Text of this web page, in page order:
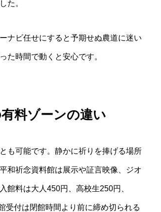
た。
ナビ任せにすると予期せぬ農道に迷い
た時間で動くと安心です。
料ゾーンの違い
も可能です。静かに祈りを捧げる場所
和祈念資料館は展示や証言映像、ジオ
館料は大人450円、高校生250円、
受付は閉館時間より前に締め切られる